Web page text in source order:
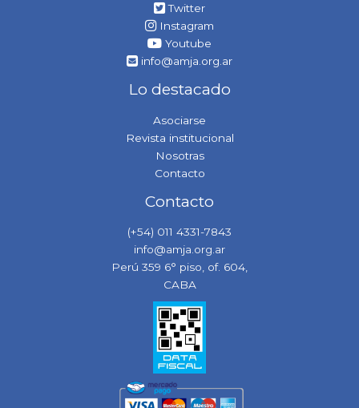
Twitter
Instagram
Youtube
info@amja.org.ar
Lo destacado
Asociarse
Revista institucional
Nosotras
Contacto
Contacto
(+54) 011 4331-7843
info@amja.org.ar
Perú 359 6° piso, of. 604,
CABA